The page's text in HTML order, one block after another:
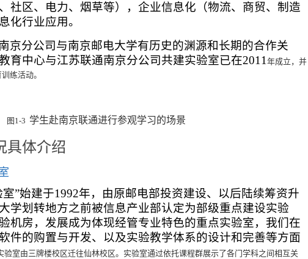
社区、电力、烟草等），企业信息化（物流、商贸、制造
化行业应用。
京分公司与南京邮电大学有历史的渊源和长期的合作关
育中心与江苏联通南京分公司共建实验室已在2011 年成立，并
练活动。
图 1-3 学生赴南京联通进行参观学习的场景
具体介绍
”始建于1992年，由原邮电部投资建设、以后陆续筹资升
学划转地方之前被信息产业部认定为部级重点建设实验
机房，发展成为体现经管专业特色的重点实验室，我们在
件的购置与开发、以及实验教学体系的设计和完善等方面
验室由三牌楼校区迁往仙林校区。实验室通过依托课程群展示了各门学科之间相互关